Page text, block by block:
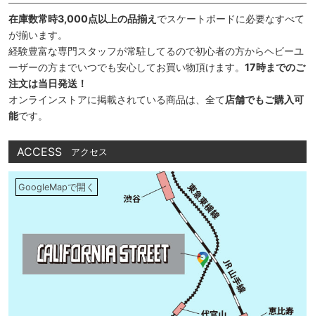
在庫数常時3,000点以上の品揃え でスケートボードに必要なすべて
が揃います。
経験豊富な専門スタッフが常駐してるので初心者の方からヘビーユ
ーザーの方までいつでも安心してお買い物頂けます。 17時までのご
注文は当日発送！
オンラインストアに掲載されている商品は、全て店舗でもご購入可
能です。
ACCESS アクセス
GoogleMapで開く